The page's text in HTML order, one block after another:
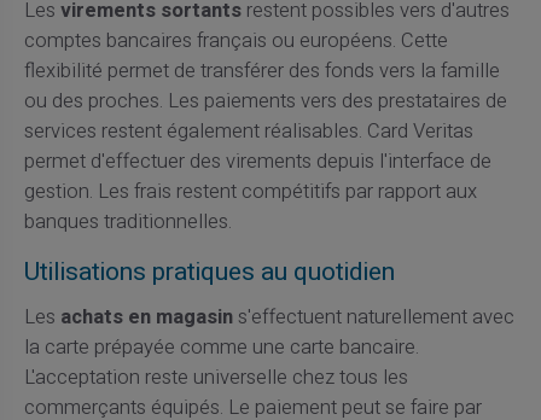
Les virements sortantsrestent possibles vers d'autres
comptes bancaires français ou européens. Cette
flexibilité permet de transférer des fonds vers la famille
ou des proches. Les paiements vers des prestataires de
services restent également réalisables. Card Veritas
permet d'effectuer des virements depuis l'interface de
gestion. Les frais restent compétitifs par rapport aux
banques traditionnelles.
Utilisations pratiques au quotidien
Les achats en magasins'effectuent naturellement avec
la carte prépayée comme une carte bancaire.
L'acceptation reste universelle chez tous les
commerçants équipés. Le paiement peut se faire par